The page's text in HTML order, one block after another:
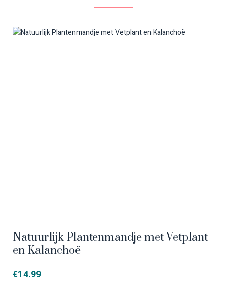
Natuurlijk Plantenmandje met Vetplant
en Kalanchoë
€14.99